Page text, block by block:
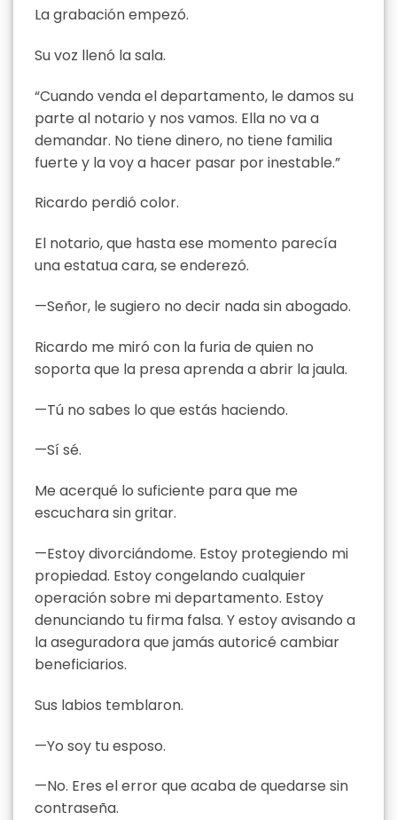
La grabación empezó.
Su voz llenó la sala.
“Cuando venda el departamento, le damos su
parte al notario y nos vamos. Ella no va a
demandar. No tiene dinero, no tiene familia
fuerte y la voy a hacer pasar por inestable.”
Ricardo perdió color.
El notario, que hasta ese momento parecía
una estatua cara, se enderezó.
—Señor, le sugiero no decir nada sin abogado.
Ricardo me miró con la furia de quien no
soporta que la presa aprenda a abrir la jaula.
—Tú no sabes lo que estás haciendo.
—Sí sé.
Me acerqué lo suficiente para que me
escuchara sin gritar.
—Estoy divorciándome. Estoy protegiendo mi
propiedad. Estoy congelando cualquier
operación sobre mi departamento. Estoy
denunciando tu firma falsa. Y estoy avisando a
la aseguradora que jamás autoricé cambiar
beneficiarios.
Sus labios temblaron.
—Yo soy tu esposo.
—No. Eres el error que acaba de quedarse sin
contraseña.